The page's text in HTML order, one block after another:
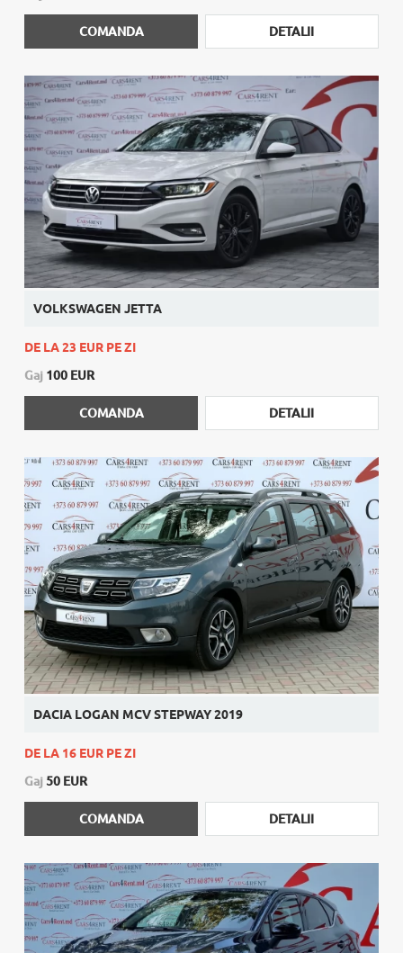
COMANDA DETALII
VOLKSWAGEN JETTA
DE LA 23 EUR PE ZI
Gaj 100 EUR
COMANDA DETALII
DACIA LOGAN MCV STEPWAY 2019
DE LA 16 EUR PE ZI
Gaj 50 EUR
COMANDA DETALII